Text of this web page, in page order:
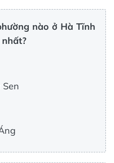
nào ở Hà Tĩnh